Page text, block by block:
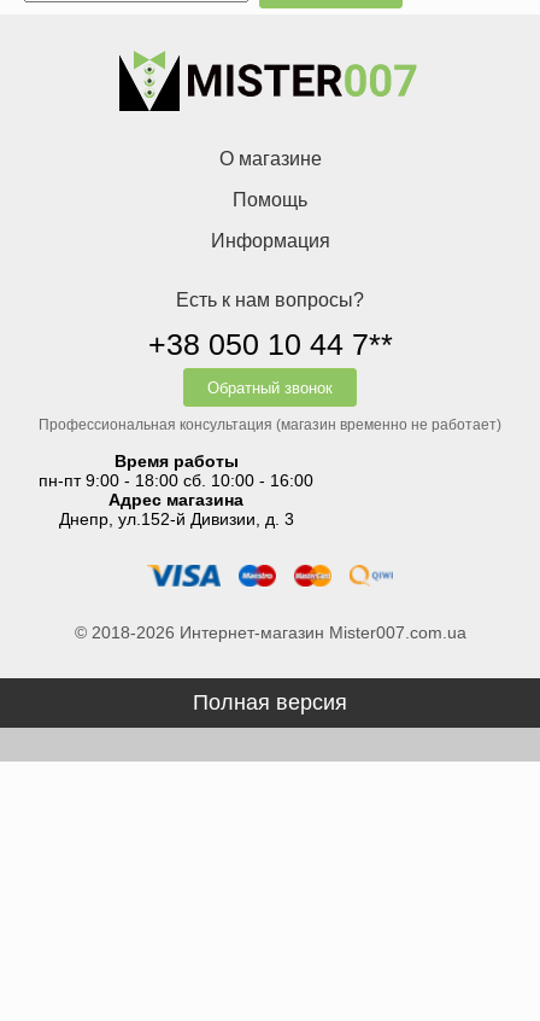
О магазине
Помощь
Информация
Есть к нам вопросы?
+38 050 10 44 7**
Обратный звонок
Профессиональная консультация (магазин временно не работает)
Время работы
пн-пт 9:00 - 18:00 сб. 10:00 - 16:00
Адрес магазина
Днепр, ул.152-й Дивизии, д. 3
© 2018-2026 Интернет-магазин Mister007.com.ua
Полная версия